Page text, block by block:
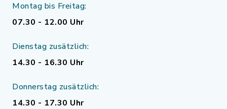
Montag bis Freitag:
07.30 - 12.00 Uhr
Dienstag zusätzlich:
14.30 - 16.30 Uhr
Donnerstag zusätzlich:
14.30 - 17.30 Uhr